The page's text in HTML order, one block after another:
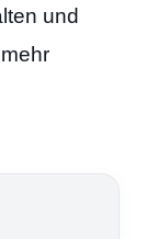
und